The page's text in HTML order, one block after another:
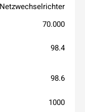
Netzwechselrichter
70.000
98.4
98.6
1000